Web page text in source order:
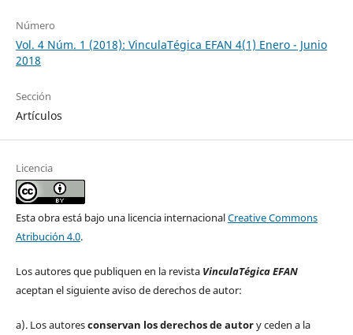
Número
Vol. 4 Núm. 1 (2018): VinculaTégica EFAN 4(1) Enero - Junio
2018
Sección
Artículos
Licencia
Esta obra está bajo una licencia internacionalCreative Commons
Atribución 4.0.
Los autores que publiquen en la revista VinculaTégica EFAN
aceptan el siguiente aviso de derechos de autor:
a). Los autoresconservan los derechos de autory ceden a la